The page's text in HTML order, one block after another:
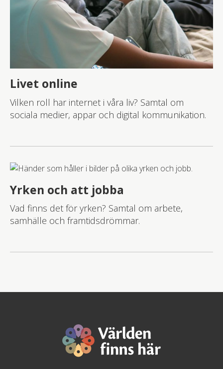
Livet online
Vilken roll har internet i våra liv? Samtal om
sociala medier, appar och digital kommunikation.
Yrken och att jobba
Vad finns det för yrken? Samtal om arbete,
samhälle och framtidsdrömmar.